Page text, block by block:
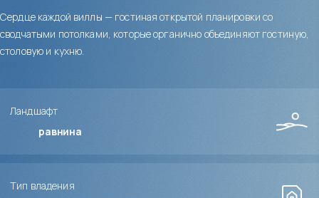
Сердце каждой виллы — гостиная открытой планировки со
сводчатыми потолками, которые органично объединяют гостиную,
столовую и кухню.
Ландшафт
равнина
Тип владения